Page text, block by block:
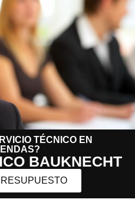
TÉCNICO EN
BAUKNECHT